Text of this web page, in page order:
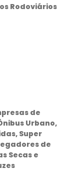
Rodoviários
de
Urbano,
Super
de
Secas e